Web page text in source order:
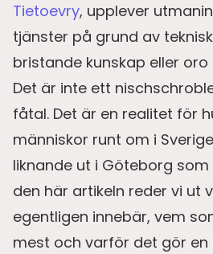
Tietoevry, upplever
tjänster på grund av
bristande kunskap eller
Det är inte ett
fåtal. Det är en realitet för
människor runt om i
liknande ut i Göteborg som
den här artikeln reder vi ut
egentligen innebär, vem
mest och varför det gör en